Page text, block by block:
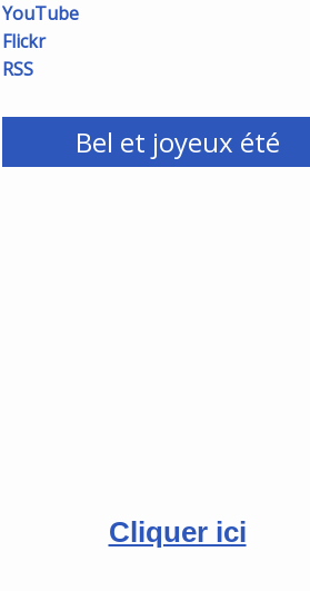
YouTube
Flickr
RSS
Bel et joyeux été
Cliquer ici